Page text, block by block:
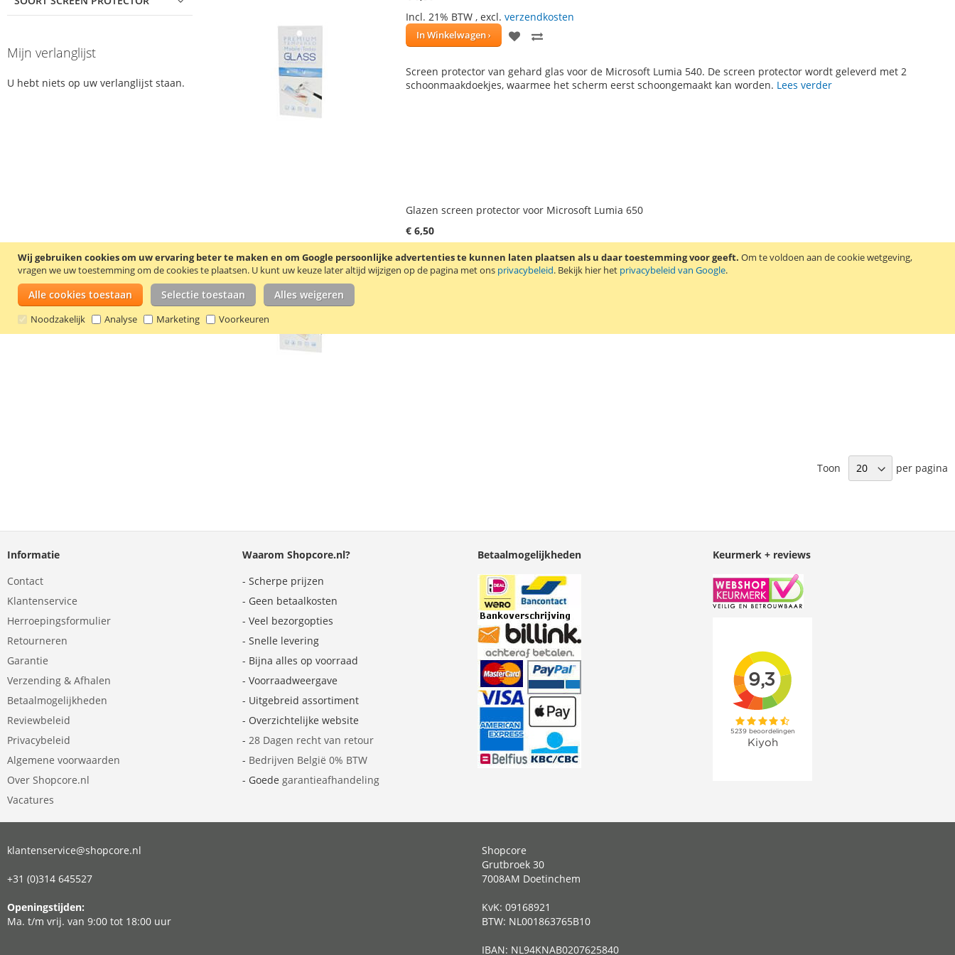
Wij gebruiken cookies om uw ervaring beter te maken en om Google persoonlijke advertenties te kunnen laten plaatsen als u daar toestemming voor geeft. Om te voldoen aan de cookie wetgeving,
vragen we uw toestemming om de cookies te plaatsen. U kunt uw keuze later altijd wijzigen op de pagina met ons privacybeleid. Bekijk hier het privacybeleid van Google.
Alle cookies toestaan Selectie toestaan Alles weigeren
Noodzakelijk Analyse Marketing Voorkeuren
Incl. 21% BTW , excl. verzendkosten
In Winkelwagen
VOEG
AANTE
Screen protector van gehard glas voor de Microsoft Lumia 540. De screen protector wordt geleverd met 2
schoonmaakdoekjes, waarmee het scherm eerst schoongemaakt kan worden. Lees verder
Glazen screen protector voor Microsoft Lumia 650
€ 6,50
Incl. 21% BTW
verzendkosten
In Winkelwagen
VOEGTOEVOEGEN
Toon per pagina
Mijn verlanglijst
U hebt niets op uw verlanglijst staan.
Informatie
Contact
Klantenservice
Herroepingsformulier
Retourneren
Garantie
Verzending & Afhalen
Betaalmogelijkheden
Reviewbeleid
Privacybeleid
Algemene voorwaarden
Over Shopcore.nl
Vacatures
Waarom Shopcore.nl?
- Scherpe prijzen
- Geen betaalkosten
- Veel bezorgopties
- Snelle levering
- Bijna alles op voorraad
- Voorraadweergave
- Uitgebreid assortiment
- Overzichtelijke website
- 28 Dagen recht van retour
- Bedrijven België 0% BTW
- Goede garantieafhandeling
Betaalmogelijkheden Keurmerk + reviews
klantenservice@shopcore.nl
+31 (0)314 645527
Openingstijden:
Ma. t/m vrij. van 9:00 tot 18:00 uur
Shopcore
Grutbroek 30
7008AM Doetinchem
KvK: 09168921
BTW: NL001863765B10
IBAN: NL94KNAB0207625840